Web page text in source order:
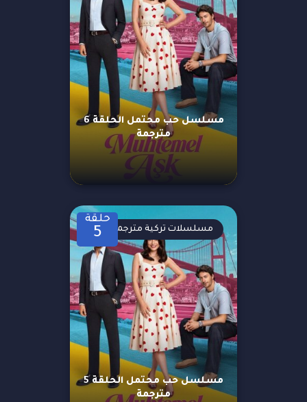
مسلسل حب محتمل الحلقة 6
مترجمة
حلقة
5
مسلسل حب محتمل الحلقة 5
مترجمة
مسلسلات تركية مترجمة